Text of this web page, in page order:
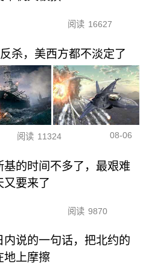
阅读 16627
杀，美西方都不淡定了
阅读 11324 08-06
基的时间不多了，最艰难
又要来了
阅读 9870
内说的一句话，把北约的
地上摩擦